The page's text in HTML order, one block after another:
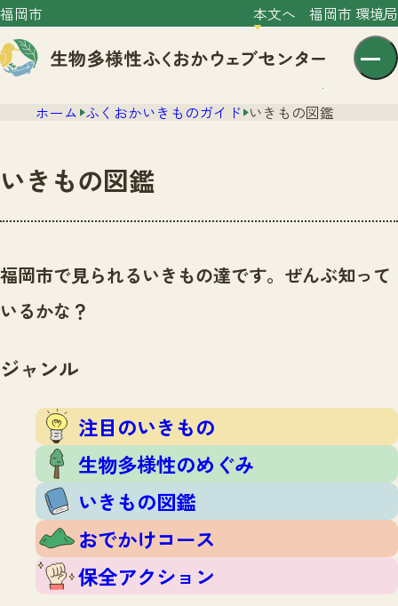
福岡市 本文へ 福岡市 環境局
センター紹介
センター紹介TOP
サイトポリシー
ニュース
いきものガイド
注目のいきもの
生物多様性のめぐみ
いきもの図鑑
おでかけコース
保全アクション
イベント
いきもの調査隊
調査レポート
調査レポートTOP
調査結果
ふくおかいきものマップ
マッチング
マッチングTOP
掲載申し込みフォーム
お問合せ
ホーム ふくおかいきものガイド いきもの図鑑
いきもの図鑑
福岡市で見られるいきもの達です。ぜんぶ知って
いるかな？
ジャンル
注目のいきもの
生物多様性のめぐみ
いきもの図鑑
おでかけコース
保全アクション